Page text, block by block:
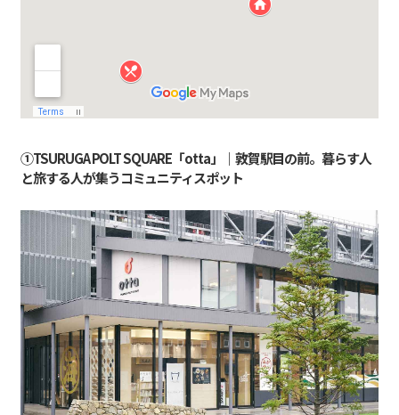
①TSURUGA POLT SQUARE「otta」｜敦賀駅目の前。暮らす人
と旅する人が集うコミュニティスポット